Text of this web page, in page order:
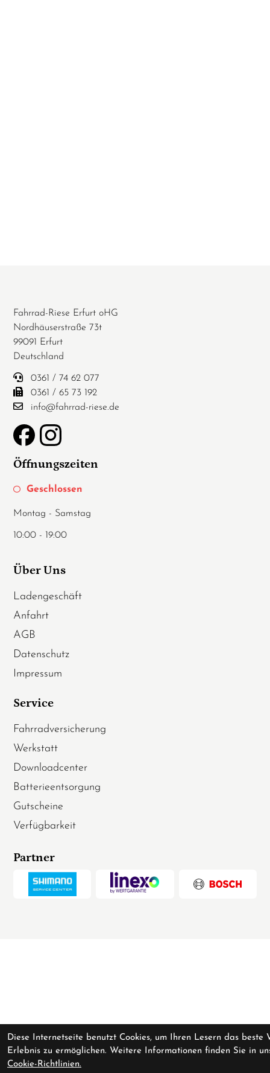
Fahrrad-Riese Erfurt oHG
Nordhäuserstraße 73t
99091 Erfurt
Deutschland
0361 / 74 62 077
0361 / 65 73 192
info@fahrrad-riese.de
Öffnungszeiten
Geschlossen
Montag - Samstag
10:00 - 19:00
Über Uns
Ladengeschäft
Anfahrt
AGB
Datenschutz
Impressum
Service
Fahrradversicherung
Werkstatt
Downloadcenter
Batterieentsorgung
Gutscheine
Verfügbarkeit
Partner
Diese Internetseite benutzt Cookies, um Ihren Lesern das beste
Erlebnis zu ermöglichen. Weitere Informationen finden Sie in
Cookie-Richtlinien.